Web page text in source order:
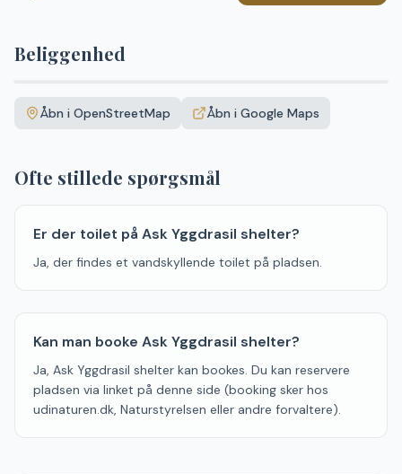
Beliggenhed
+Åbn i OpenStreetMap Åbn i Google Maps
Ofte stillede spørgsmål
Er der toilet på Ask Yggdrasil shelter?
Ja, der findes et vandskyllende toilet på pladsen.
Kan man booke Ask Yggdrasil shelter?
Ja, Ask Yggdrasil shelter kan bookes. Du kan reservere
pladsen via linket på denne side (booking sker hos
udinaturen.dk, Naturstyrelsen eller andre forvaltere).